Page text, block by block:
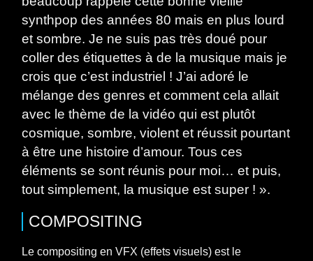
synthpop des années 80 mais en plus lourd
et sombre. Je ne suis pas très doué pour
coller des étiquettes à de la musique mais je
crois que c’est industriel ! J’ai adoré le
mélange des genres et comment cela allait
avec le thème de la vidéo qui est plutôt
cosmique, sombre, violent et réussit pourtant
à être une histoire d’amour. Tous ces
éléments se sont réunis pour moi… et puis,
tout simplement, la musique est super ! ».
COMPOSITING
Le compositing en VFX (effets visuels) est le